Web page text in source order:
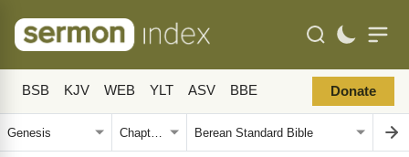
BSB KJV WEB YLT ASV BBE Donate